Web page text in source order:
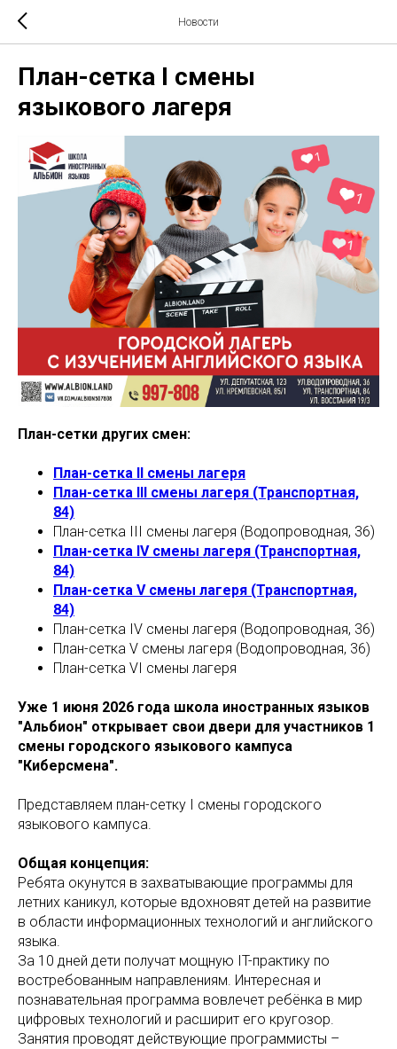
Новости
План-сетка I смены
языкового лагеря
План-сетки других смен:
План-сетка II смены лагеря
План-сетка III смены лагеря (Транспортная,
84)
План-сетка III смены лагеря (Водопроводная, 36)
План-сетка IV смены лагеря (Транспортная,
84)
План-сетка V смены лагеря (Транспортная,
84)
План-сетка IV смены лагеря (Водопроводная, 36)
План-сетка V смены лагеря (Водопроводная, 36)
План-сетка VI смены лагеря
Уже 1 июня 2026 года школа иностранных языков
"Альбион" открывает свои двери для участников 1
смены городского языкового кампуса
"Киберсмена".
Представляем план-сетку I смены городского
языкового кампуса.
Общая концепция:
Ребята окунутся в захватывающие программы для
летних каникул, которые вдохновят детей на развитие
в области информационных технологий и английского
языка.
За 10 дней дети получат мощную IT-практику по
востребованным направлениям. Интересная и
познавательная программа вовлечет ребёнка в мир
цифровых технологий и расширит его кругозор.
Занятия проводят действующие программисты –